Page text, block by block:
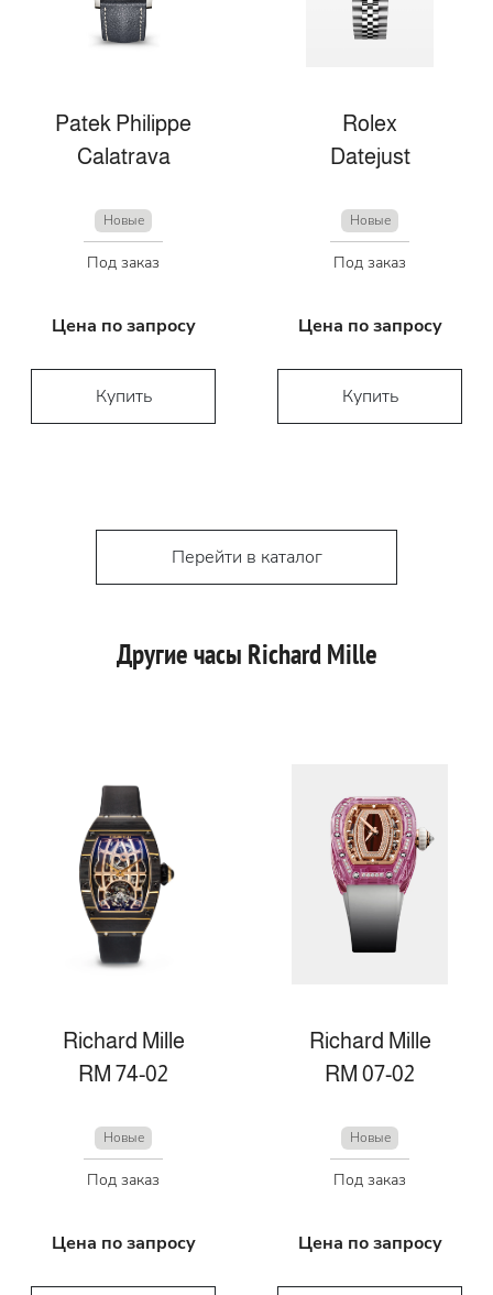
Patek Philippe
Calatrava
Новые
Под заказ
Цена по запросу
Купить
Rolex
Datejust
Новые
Под заказ
Цена по запросу
Купить
Перейти в каталог
Другие часы Richard Mille
Richard Mille
RM 74-02
Новые
Под заказ
Цена по запросу
Richard Mille
RM 07-02
Новые
Под заказ
Цена по запросу